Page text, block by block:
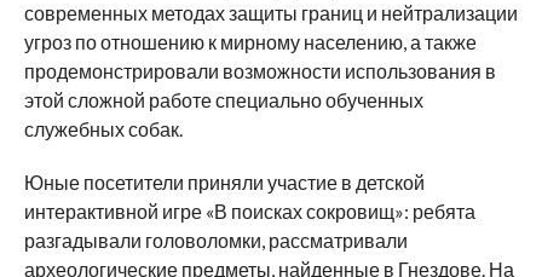
современных методах защиты границ и нейтрализации
угроз по отношению к мирному населению, а также
продемонстрировали возможности использования в
этой сложной работе специально обученных
служебных собак.
Юные посетители приняли участие в детской
интерактивной игре «В поисках сокровищ»: ребята
разгадывали головоломки, рассматривали
археологические предметы, найденные в Гнездове. На